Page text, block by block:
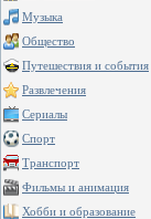
Музыка
Общество
Путешествия и события
Развлечения
Сериалы
Спорт
Транспорт
Фильмы и анимация
Хобби и образование